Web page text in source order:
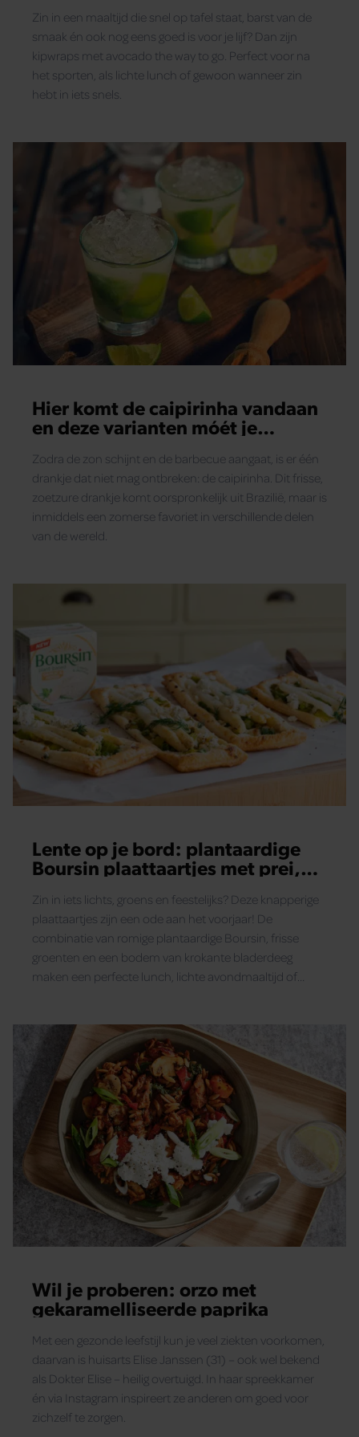
Zin in een maaltijd die snel op tafel staat, barst van de
smaak én ook nog eens goed is voor je lijf? Dan zijn
kipwraps met avocado the way to go. Perfect voor na
het sporten, als lichte lunch of gewoon wanneer zin
hebt in iets snels.
Hier komt de caipirinha vandaan
en deze varianten móét je
Zodra de zon schijnt en de barbecue aangaat, is er één
drankje dat niet mag ontbreken: de caipirinha. Dit frisse,
zoetzure drankje komt oorspronkelijk uit Brazilië, maar is
inmiddels een zomerse favoriet in verschillende delen
van de wereld.
Lente op je bord: plantaardige
Boursin plaattaartjes met prei,
Zin in iets lichts, groens en feestelijks? Deze knapperige
plaattaartjes zijn een ode aan het voorjaar! De
combinatie van romige plantaardige Boursin, frisse
groenten en een bodem van krokante bladerdeeg
maken een perfecte lunch, lichte avondmaaltijd of
Wil je proberen: orzo met
gekaramelliseerde paprika
Met een gezonde leefstijl kun je veel ziekten voorkomen,
daarvan is huisarts Elise Janssen (31) – ook wel bekend
als Dokter Elise – heilig overtuigd. In haar spreekkamer
én via Instagram inspireert ze anderen om goed voor
zichzelf te zorgen.